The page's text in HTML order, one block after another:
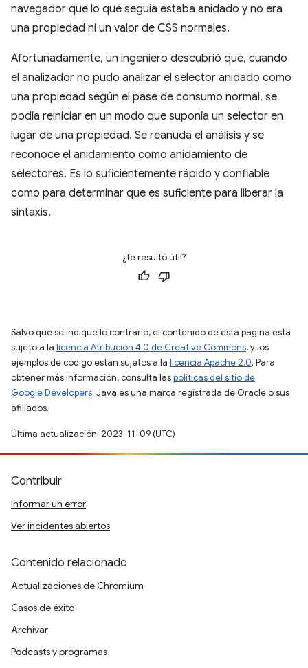
navegador que lo que seguía estaba anidado y no era
una propiedad ni un valor de CSS normales.
Afortunadamente, un ingeniero descubrió que, cuando
el analizador no pudo analizar el selector anidado como
una propiedad según el pase de consumo normal, se
podía reiniciar en un modo que suponía un selector en
lugar de una propiedad. Se reanuda el análisis y se
reconoce el anidamiento como anidamiento de
selectores. Es lo suficientemente rápido y confiable
como para determinar que es suficiente para liberar la
sintaxis.
¿Te resultó útil?
Salvo que se indique lo contrario, el contenido de esta página está
sujeto a la licencia Atribución 4.0 de Creative Commons, y los
ejemplos de código están sujetos a la licencia Apache 2.0. Para
obtener más información, consulta laspolíticas del sitio de
Google Developers. Java es una marca registrada de Oracle o sus
afiliados.
Última actualización: 2023-11-09 (UTC)
Contribuir
Informar un error
Ver incidentes abiertos
Contenido relacionado
Actualizaciones de Chromium
Casos de éxito
Archivar
Podcasts y programas